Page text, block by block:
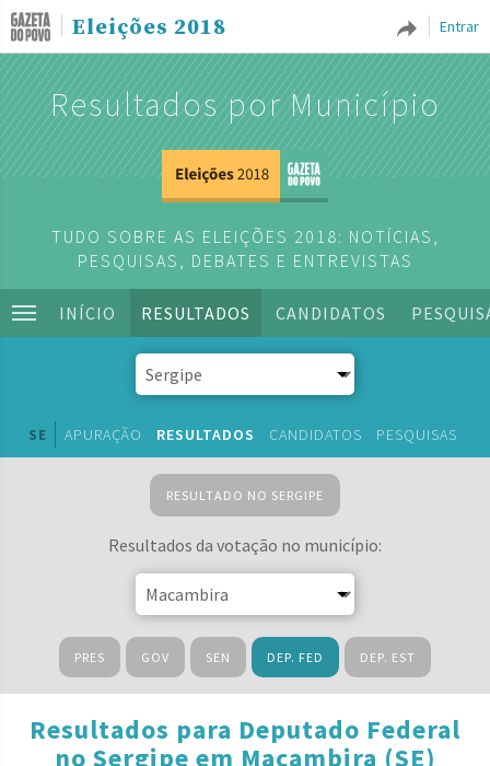
Entrar
Eleições 2018
Resultados por Município
TUDO SOBRE AS ELEIÇÕES 2018: NOTÍCIAS,
PESQUISAS, DEBATES E ENTREVISTAS
INÍCIO RESULTADOS CANDIDATOS
SE APURAÇÃO RESULTADOS CANDIDATOS PESQUISAS
RESULTADO NO SERGIPE
Resultados da votação no município:
PRES GOV SEN DEP. FED DEP. EST
Resultados para Deputado Federal
no Sergipe em Macambira (SE)